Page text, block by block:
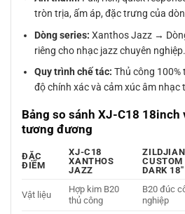
tròn trịa, ấm áp, đặc trưng của
Dòng series: Xanthos Jazz →
riêng cho nhạc jazz chuyên nghiệp.
Quy trình chế tác: Thủ công
độ chính xác và cảm xúc âm nhạc
Bảng so sánh XJ-C18 18inch
tương đương
ĐẶC
ĐIỂM
XJ-C18
XANTHOS
JAZZ
CUSTOM
DARK 18″
Vật liệu
Hợp kim B20
thủ công
B20 đúc
nghiệp